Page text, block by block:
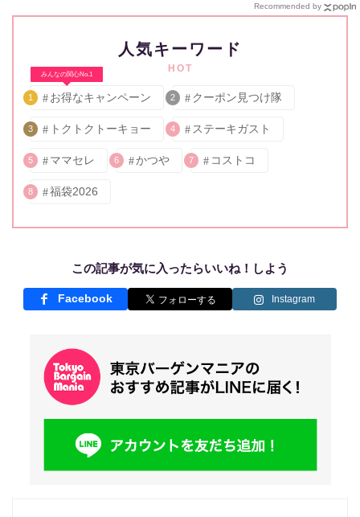
Recommended by
人気キーワード
HOT
みんなの関心No.1
1 お得なキャンペーン 2 クーポン見つけ隊
3 トクトクトーキョー 4 ステーキガスト
5 ママセレ 6 かつや 7 コストコ
8 福袋2026
この記事が気に入ったらいいね！しよう
Facebook Instagram